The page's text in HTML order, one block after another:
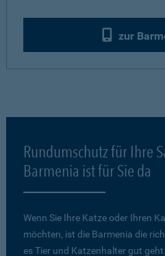
zur
Rundumschutz für Ihre
Barmenia ist für Sie da
Wenn Sie Ihre Katze oder Ihren
möchten, ist die Barmenia die
es Tier und Katzenhalter gut